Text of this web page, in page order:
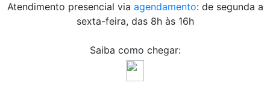
Atendimento presencial via agendamento: de segunda a
sexta-feira, das 8h às 16h
Saiba como chegar: